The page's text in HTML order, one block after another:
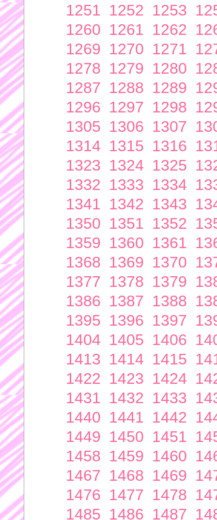
1251 1252 1253
1260 1261 1262
1269 1270 1271
1278 1279 1280
1287 1288 1289
1296 1297 1298
1305 1306 1307
1314 1315 1316
1323 1324 1325
1332 1333 1334
1341 1342 1343
1350 1351 1352
1359 1360 1361
1368 1369 1370
1377 1378 1379
1386 1387 1388
1395 1396 1397
1404 1405 1406
1413 1414 1415
1422 1423 1424
1431 1432 1433
1440 1441 1442
1449 1450 1451
1458 1459 1460
1467 1468 1469
1476 1477 1478
1485 1486 1487